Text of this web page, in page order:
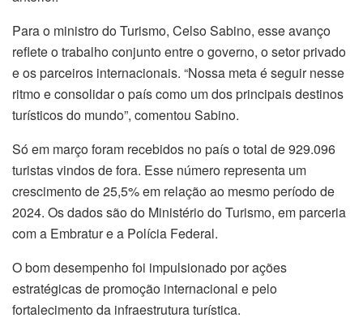
Para o ministro do Turismo, Celso Sabino, esse avanço
reflete o trabalho conjunto entre o governo, o setor privado
e os parceiros internacionais. “Nossa meta é seguir nesse
ritmo e consolidar o país como um dos principais destinos
turísticos do mundo”, comentou Sabino.
Só em março foram recebidos no país o total de 929.096
turistas vindos de fora. Esse número representa um
crescimento de 25,5% em relação ao mesmo período de
2024. Os dados são do Ministério do Turismo, em parceria
com a Embratur e a Polícia Federal.
O bom desempenho foi impulsionado por ações
estratégicas de promoção internacional e pelo
fortalecimento da infraestrutura turística.